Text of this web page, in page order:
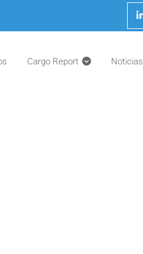
Cargo Report Noticias